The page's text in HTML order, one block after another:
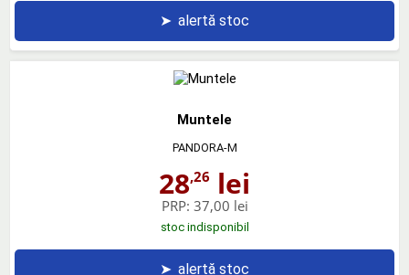
➤ alertă stoc
Muntele
PANDORA-M
28,26 lei
PRP: 37,00 lei
stoc indisponibil
➤ alertă stoc